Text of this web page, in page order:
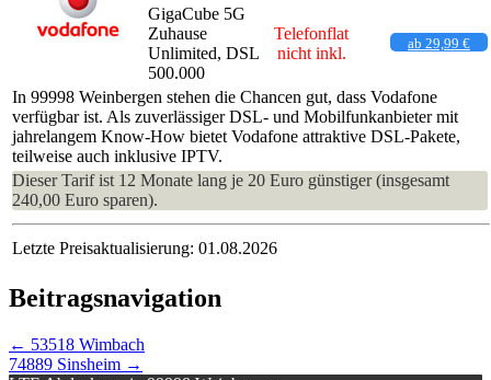
GigaCube 5G
Zuhause
Unlimited, DSL
500.000
Telefonflat
nicht inkl.
ab 29,99 €
In 99998 Weinbergen stehen die Chancen gut, dass Vodafone
verfügbar ist. Als zuverlässiger DSL- und Mobilfunkanbieter mit
jahrelangem Know-How bietet Vodafone attraktive DSL-Pakete,
teilweise auch inklusive IPTV.
Dieser Tarif ist 12 Monate lang je 20 Euro günstiger (insgesamt
240,00 Euro sparen).
Letzte Preisaktualisierung: 01.08.2026
Beitragsnavigation
← 53518 Wimbach
74889 Sinsheim →